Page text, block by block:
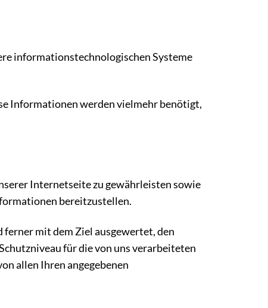
informationstechnologischen Systeme
Informationen werden vielmehr benötigt,
Internetseite zu gewährleisten sowie
bereitzustellen.
mit dem Ziel ausgewertet, den
für die von uns verarbeiteten
allen Ihren angegebenen